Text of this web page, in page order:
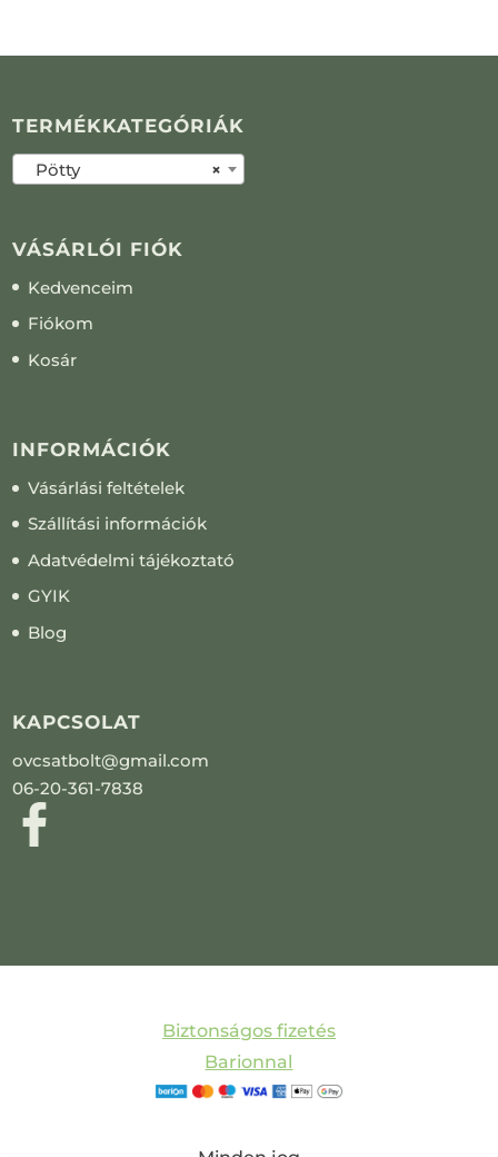
TERMÉKKATEGÓRIÁK
×
Pötty
VÁSÁRLÓI FIÓK
Kedvenceim
Fiókom
Kosár
INFORMÁCIÓK
Vásárlási feltételek
Szállítási információk
Adatvédelmi tájékoztató
GYIK
Blog
KAPCSOLAT
ovcsatbolt@gmail.com
06-20-361-7838
Biztonságos fizetés
Barionnal